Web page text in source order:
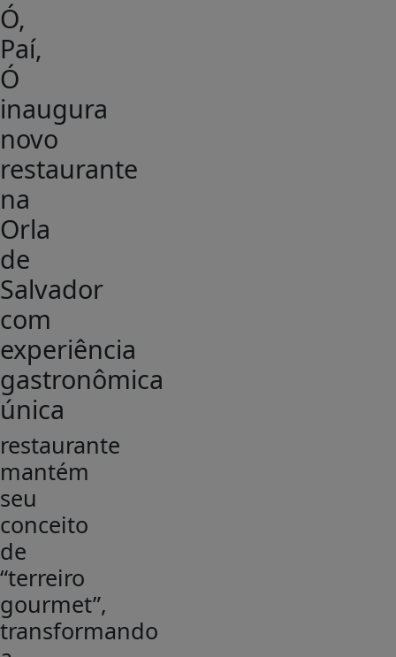
Ó,
Paí,
Ó
inaugura
novo
restaurante
na
Orla
de
Salvador
com
experiência
gastronômica
única
restaurante
mantém
seu
conceito
de
“terreiro
gourmet”,
transformando